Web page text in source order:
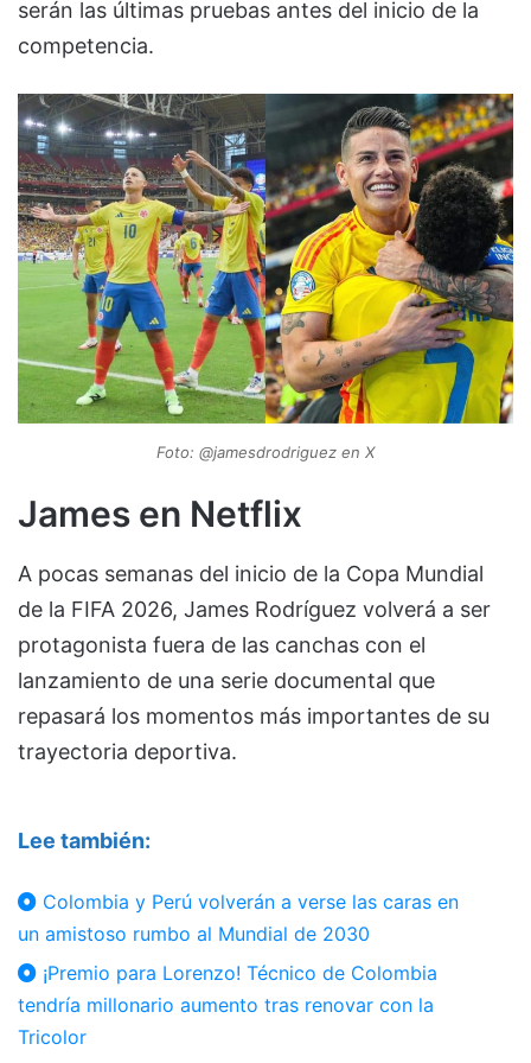
serán las últimas pruebas antes del inicio de la
competencia.
Foto: @jamesdrodriguez en X
James en Netflix
A pocas semanas del inicio de la Copa Mundial
de la FIFA 2026, James Rodríguez volverá a ser
protagonista fuera de las canchas con el
lanzamiento de una serie documental que
repasará los momentos más importantes de su
trayectoria deportiva.
Lee también:
Colombia y Perú volverán a verse las caras en
un amistoso rumbo al Mundial de 2030
¡Premio para Lorenzo! Técnico de Colombia
tendría millonario aumento tras renovar con la
Tricolor